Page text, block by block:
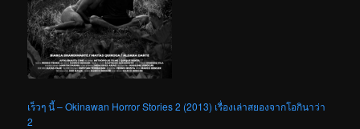
เร็วๆ นี้ – Okinawan Horror Stories 2 (2013) เรื่องเล่าสยองจากโอกินาว่า
2